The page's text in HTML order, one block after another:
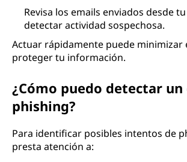
Revisa los emails enviados desde
detectar actividad sospechosa.
Actuar rápidamente puede minimizar
proteger tu información.
¿Cómo puedo detectar
phishing?
Para identificar posibles intentos de
presta atención a: